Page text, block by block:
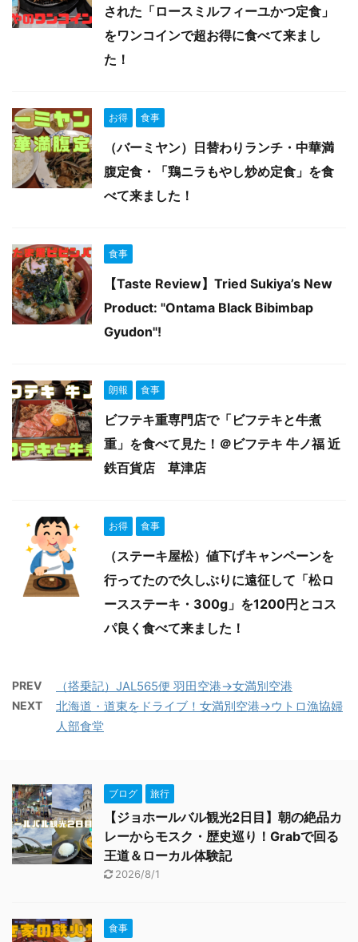
された「ロースミルフィーユかつ定食」
をワンコインで超お得に食べて来まし
た！
お得 食事
（バーミヤン）日替わりランチ・中華満
腹定食・「鶏ニラもやし炒め定食」を食
べて来ました！
食事
【Taste Review】Tried Sukiya’s New
Product: "Ontama Black Bibimbap
Gyudon"!
朗報 食事
ビフテキ重専門店で「ビフテキと牛煮
重」を食べて見た！＠ビフテキ 牛ノ福 近
鉄百貨店 草津店
お得 食事
（ステーキ屋松）値下げキャンペーンを
行ってたので久しぶりに遠征して「松ロ
ースステーキ・300g」を1200円とコス
パ良く食べて来ました！
PREV （搭乗記）JAL565便 羽田空港→女満別空港
NEXT
北海道・道東をドライブ！女満別空港→ウトロ漁協婦
人部食堂
ブログ 旅行
【ジョホールバル観光2日目】朝の絶品カ
レーからモスク・歴史巡り！Grabで回る
王道＆ローカル体験記
2026/8/1
食事